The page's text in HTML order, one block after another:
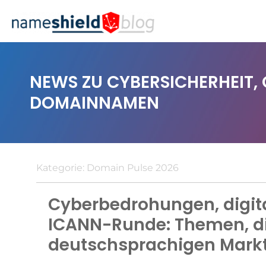
NEWS ZU
DOMAINNAMEN
Kategorie: Domain Pulse 2026
Cyberbedrohungen,
ICANN-Runde: Themen,
deutschsprachigen